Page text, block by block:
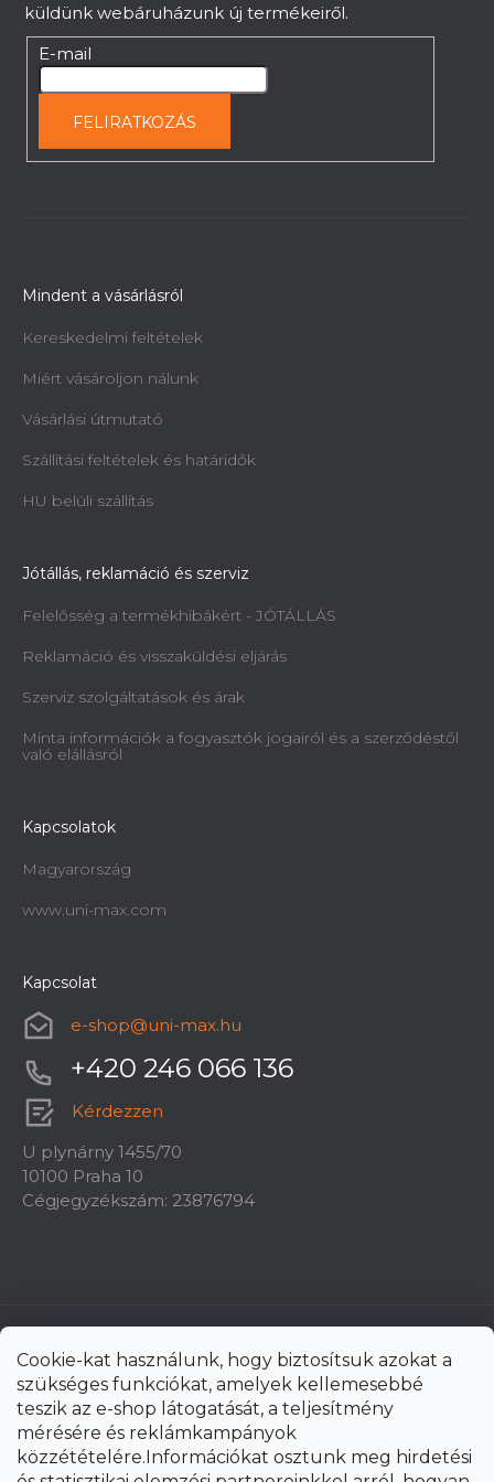
Cookie-kat használunk, hogy biztosítsuk azokat a
szükséges funkciókat, amelyek kellemesebbé
teszik az e-shop látogatását, a teljesítmény
mérésére és reklámkampányok
közzétételére.Információkat osztunk meg hirdetési
küldünk webáruházunk új termékeiről.
E-mail
FELIRATKOZÁS
Mindent a vásárlásról
Kereskedelmi feltételek
Miért vásároljon nálunk
Vásárlási útmutató
Szállítási feltételek és határidők
HU belüli szállítás
Jótállás, reklamáció és szerviz
Felelősség a termékhibákért - JÓTÁLLÁS
Reklamáció és visszaküldési eljárás
Szerviz szolgáltatások és árak
Minta információk a fogyasztók jogairól és a szerződéstől
való elállásról
Kapcsolatok
Magyarország
www.uni-max.com
Kapcsolat
e-shop@uni-max.hu
+420 246 066 136
Kérdezzen
U plynárny 1455/70
10100 Praha 10
Cégjegyzékszám: 23876794